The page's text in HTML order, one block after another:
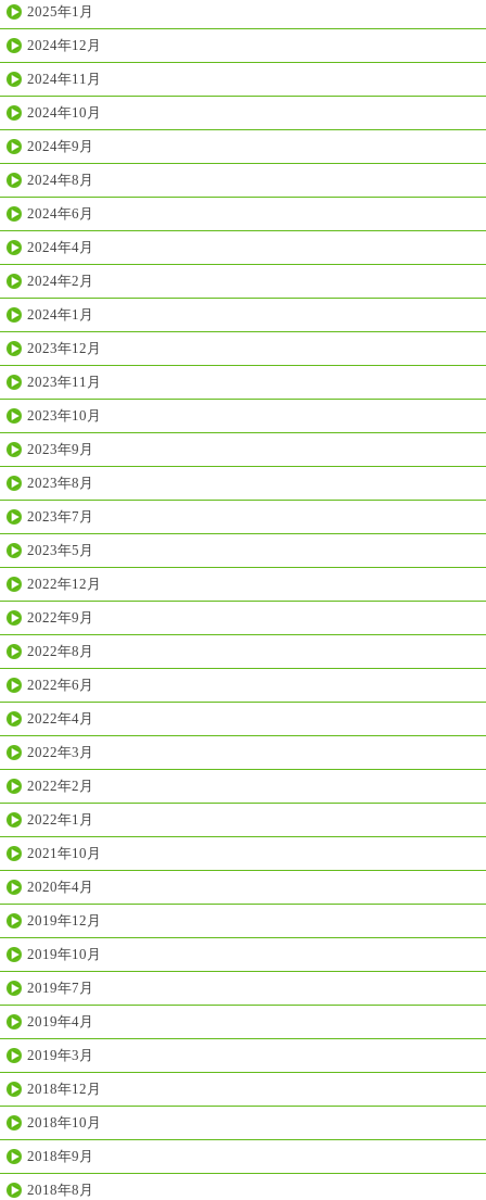
2025年1月
2024年12月
2024年11月
2024年10月
2024年9月
2024年8月
2024年6月
2024年4月
2024年2月
2024年1月
2023年12月
2023年11月
2023年10月
2023年9月
2023年8月
2023年7月
2023年5月
2022年12月
2022年9月
2022年8月
2022年6月
2022年4月
2022年3月
2022年2月
2022年1月
2021年10月
2020年4月
2019年12月
2019年10月
2019年7月
2019年4月
2019年3月
2018年12月
2018年10月
2018年9月
2018年8月